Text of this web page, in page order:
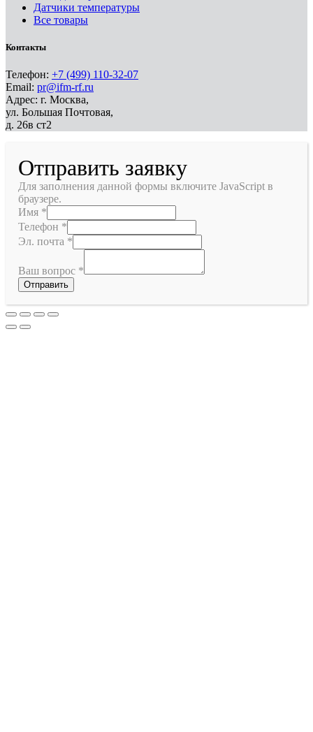
Датчики температуры
Все товары
Контакты
Телефон: +7 (499) 110-32-07
Email: pr@ifm-rf.ru
Адрес: г. Москва,
ул. Большая Почтовая,
д. 26в ст2
Отправить заявку
Для заполнения данной формы включите JavaScript в
браузере.
Имя *
Телефон *
Эл. почта *
Ваш вопрос *
Отправить